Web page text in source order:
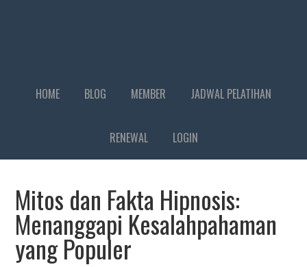
HOME BLOG MEMBER JADWAL PELATIHAN
RENEWAL LOGIN
Mitos dan Fakta Hipnosis:
Menanggapi Kesalahpahaman
yang Populer